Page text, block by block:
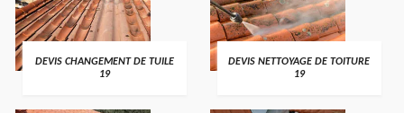
DEVIS CHANGEMENT DE TUILE
19
DEVIS NETTOYAGE DE TOITURE
19